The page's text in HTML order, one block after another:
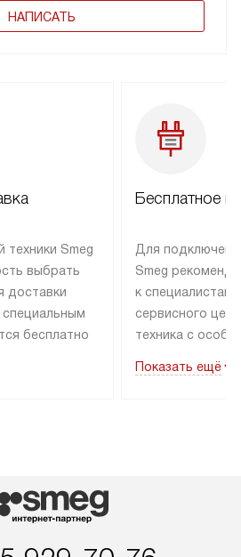
НАПИСАТЬ
техники Smeg
выбрать
доставки
бесплатно
за пределы
через
После
Бесплатное
Для
Smeg
к специалистам
сервисного
техника с
коммуникациям.
от типа
Показать ещё